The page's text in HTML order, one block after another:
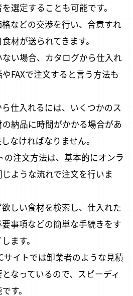
選定することも可能です。
などの交渉を行い、合意すれ
材が送られてきます。
い場合、カタログから仕入れ
FAXで注文すると言う方法も
仕入れるには、いくつかのス
納品に時間がかかる場合があ
なければなりません。
の注文方法は、基本的にオンラ
ような流れで注文を行いま
しい食材を検索し、仕入れた
事項などの簡単な手続きをす
ます。
サイトでは卸業者のような見積
なっているので、スピーディ
す。